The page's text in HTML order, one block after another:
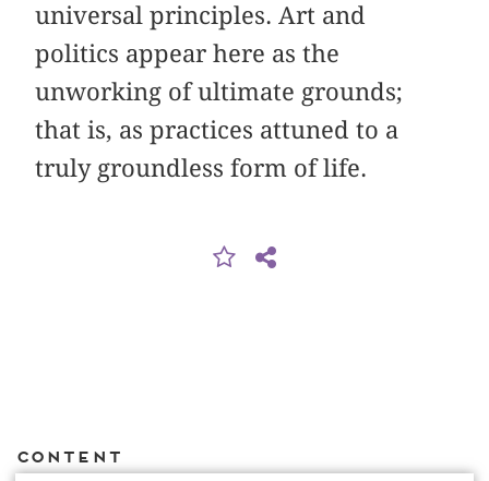
universal principles. Art and
politics appear here as the
unworking of ultimate grounds;
that is, as practices attuned to a
truly groundless form of life.
Content